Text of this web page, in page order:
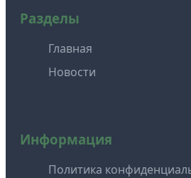
Разделы
Главная
Новости
Информация
Политика